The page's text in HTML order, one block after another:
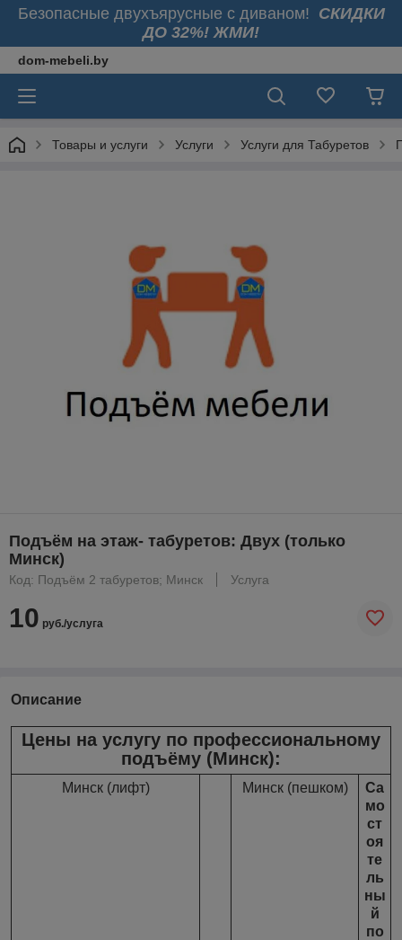
Безопасные двухъярусные с диваном! СКИДКИ
ДО 32%! ЖМИ!
dom-mebeli.by
Товары и услуги Услуги Услуги для Табуретов
Подъём на этаж- табуретов: Двух (только
Минск)
Код: Подъём 2 табуретов; Минск Услуга
10 руб./услуга
Описание
Цены на услугу по профессиональному
подъёму (Минск):
Минск (лифт) Минск (пешком)
Са
мо
ст
оя
те
ль
ны
й
по